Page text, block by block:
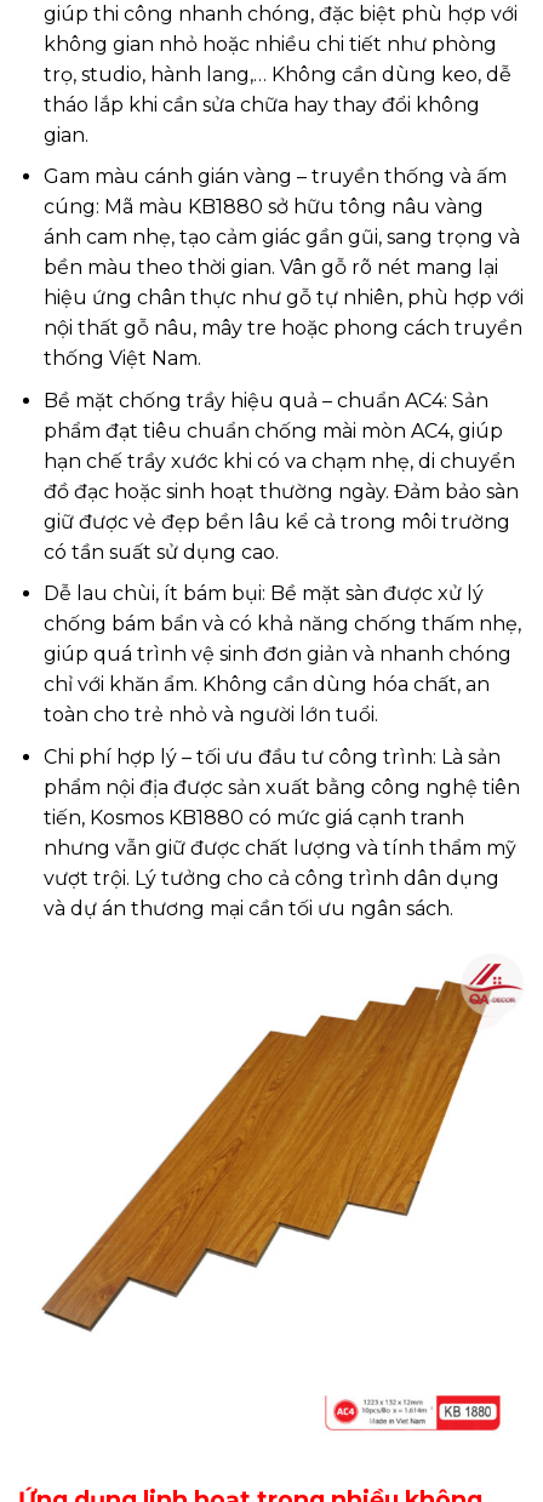
giúp thi công nhanh chóng, đặc biệt phù hợp với
không gian nhỏ hoặc nhiều chi tiết như phòng
trọ, studio, hành lang,… Không cần dùng keo, dễ
tháo lắp khi cần sửa chữa hay thay đổi không
gian.
Gam màu cánh gián vàng – truyền thống và ấm
cúng: Mã màu KB1880 sở hữu tông nâu vàng
ánh cam nhẹ, tạo cảm giác gần gũi, sang trọng và
bền màu theo thời gian. Vân gỗ rõ nét mang lại
hiệu ứng chân thực như gỗ tự nhiên, phù hợp với
nội thất gỗ nâu, mây tre hoặc phong cách truyền
thống Việt Nam.
Bề mặt chống trầy hiệu quả – chuẩn AC4: Sản
phẩm đạt tiêu chuẩn chống mài mòn AC4, giúp
hạn chế trầy xước khi có va chạm nhẹ, di chuyển
đồ đạc hoặc sinh hoạt thường ngày. Đảm bảo sàn
giữ được vẻ đẹp bền lâu kể cả trong môi trường
có tần suất sử dụng cao.
Dễ lau chùi, ít bám bụi: Bề mặt sàn được xử lý
chống bám bẩn và có khả năng chống thấm nhẹ,
giúp quá trình vệ sinh đơn giản và nhanh chóng
chỉ với khăn ẩm. Không cần dùng hóa chất, an
toàn cho trẻ nhỏ và người lớn tuổi.
Chi phí hợp lý – tối ưu đầu tư công trình: Là sản
phẩm nội địa được sản xuất bằng công nghệ tiên
tiến, Kosmos KB1880 có mức giá cạnh tranh
nhưng vẫn giữ được chất lượng và tính thẩm mỹ
vượt trội. Lý tưởng cho cả công trình dân dụng
và dự án thương mại cần tối ưu ngân sách.